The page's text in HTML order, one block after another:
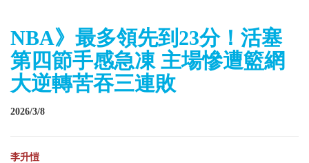
NBA》最多領先到23分！活塞
第四節手感急凍 主場慘遭籃網
大逆轉苦吞三連敗
2026/3/8
李升愷